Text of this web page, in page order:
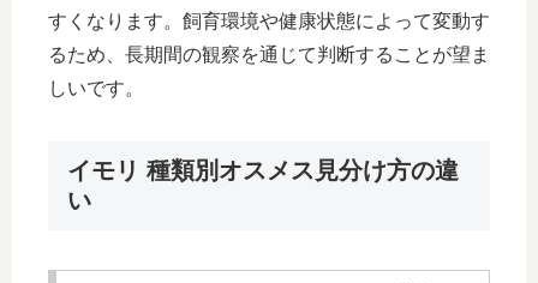
すくなります。飼育環境や健康状態によって変動す
るため、長期間の観察を通じて判断することが望ま
しいです。
イモリ 種類別オスメス見分け方の違
い